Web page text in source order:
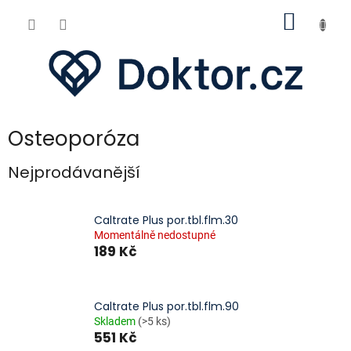
Osteoporóza
Nejprodávanější
Caltrate Plus por.tbl.flm.30
Momentálně nedostupné
189 Kč
Caltrate Plus por.tbl.flm.90
Skladem (>5 ks)
551 Kč